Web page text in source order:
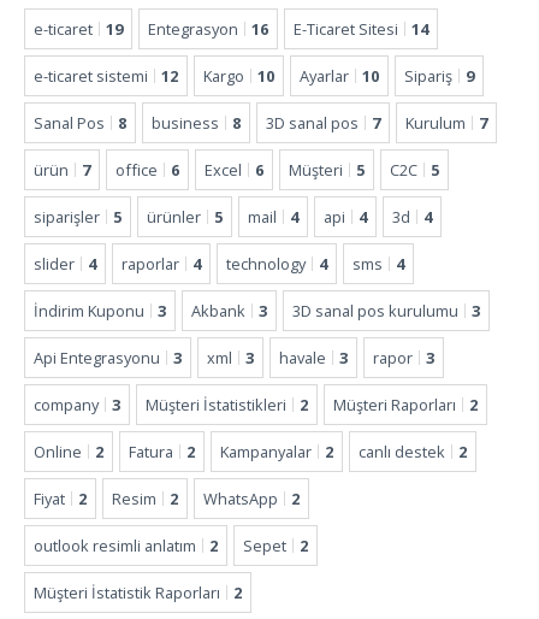
e-ticaret 19 Entegrasyon 16 E-Ticaret Sitesi 14
e-ticaret sistemi 12 Kargo 10 Ayarlar 10 Sipariş 9
Sanal Pos 8 business 8 3D sanal pos 7 Kurulum 7
ürün 7 office 6 Excel 6 Müşteri 5 C2C 5
siparişler 5 ürünler 5 mail 4 api 4 3d 4
slider 4 raporlar 4 technology 4 sms 4
İndirim Kuponu 3 Akbank 3 3D sanal pos kurulumu 3
Api Entegrasyonu 3 xml 3 havale 3 rapor 3
company 3 Müşteri İstatistikleri 2 Müşteri Raporları 2
Online 2 Fatura 2 Kampanyalar 2 canlı destek 2
Fiyat 2 Resim 2 WhatsApp 2
outlook resimli anlatım 2 Sepet 2
Müşteri İstatistik Raporları 2